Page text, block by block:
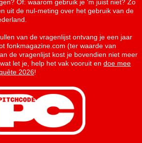
Of: waarom gebruik je ‘m juist niet? Zo
uit de nul-meting over het gebruik van de
van de vragenlijst ontvang je een jaar
fonkmagazine.com (ter waarde van
de vragenlijst kost je bovendien niet meer
let je, help het vak vooruit en doe mee
2026!